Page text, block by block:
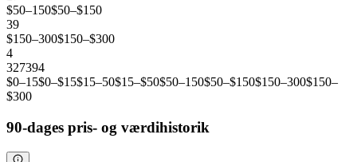
$50–150$50–$150
39
$150–300$150–$300
4
327394
$0–15$0–$15$15–50$15–$50$50–150$50–$150$150–300$150–
$300
90-dages pris- og værdihistorik